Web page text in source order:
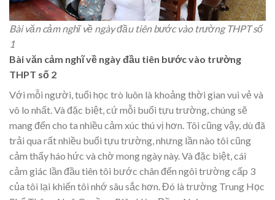
Bài văn cảm nghĩ về ngày đầu tiên bước vào trường THPT số
1
Bài văn cảm nghĩ về ngày đầu tiên bước vào trường
THPT số 2
Với mỗi người, tuổi học trò luôn là khoảng thời gian vui vẻ và
vô lo nhất. Và đặc biệt, cứ mỗi buổi tựu trường, chúng sẽ
mang đến cho ta nhiều cảm xúc thú vị hơn. Tôi cũng vậy, dù đã
trải qua rất nhiều buổi tựu trường, nhưng lần nào tôi cũng
cảm thấy háo hức và chờ mong ngày này. Và đặc biệt, cái
cảm giác lần đầu tiên tôi bước chân đến ngôi trường cấp 3
của tôi lại khiến tôi nhớ sâu sắc hơn. Đó là trường Trung Học